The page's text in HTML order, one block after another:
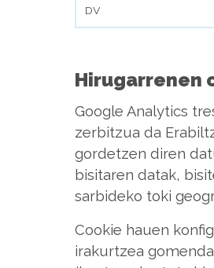
DV
Hirugarrenen
Google Analytics
zerbitzua da
gordetzen diren
bisitaren datak,
sarbideko toki
Cookie hauen
irakurtzea